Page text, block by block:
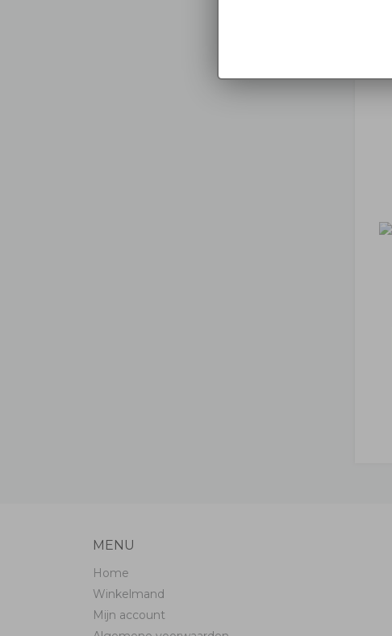
MENU
Home
Winkelmand
Mijn account